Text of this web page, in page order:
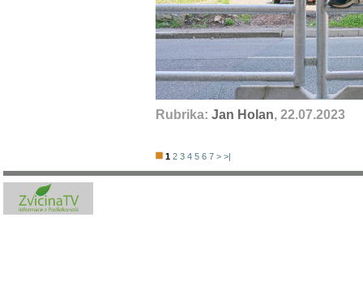
Rubrika: Jan Holan, 22.07.2023
1 2 3 4 5 6 7 > >|